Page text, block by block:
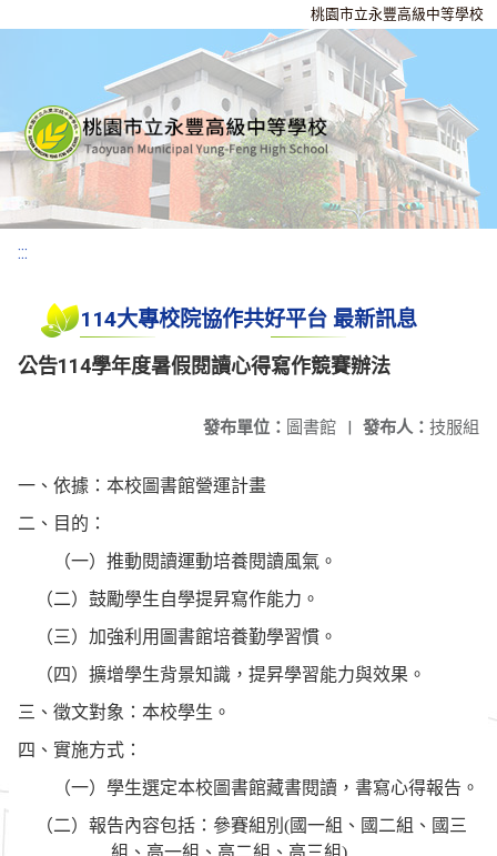
桃園市立永豐高級中等學校
:::
114大專校院協作共好平台 最新訊息
公告114學年度暑假閱讀心得寫作競賽辦法
發布人： 技服組
發布單位： 圖書館 |
一、依據：本校圖書館營運計畫
二、目的：
（一）推動閱讀運動培養閱讀風氣。
（二）鼓勵學生自學提昇寫作能力。
（三）加強利用圖書館培養勤學習慣。
（四）擴增學生背景知識，提昇學習能力與效果。
三、徵文對象：本校學生。
四、實施方式：
（一）學生選定本校圖書館藏書閱讀，書寫心得報告。
（二）報告內容包括：參賽組別 (國一組、國二組、國三
組、高一組、高二組、高三組)